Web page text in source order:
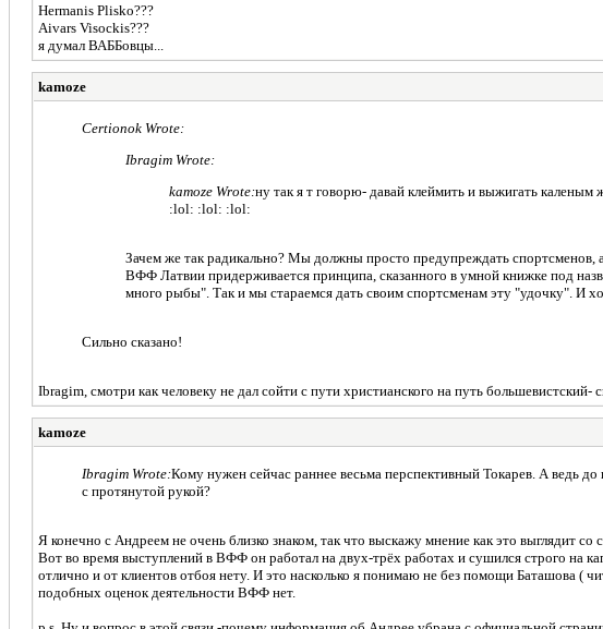
Hermanis Plisko???
Aivars Visockis???
я думал ВАББовцы...
kamoze
Certionok Wrote:
Ibragim Wrote:
kamoze Wrote:ну так я т говорю- давай клеймить и выжигать каленым
:lol: :lol: :lol:
Зачем же так радикально? Мы должны просто предупреждать спортсменов,
ВФФ Латвии придерживается принципа, сказанного в умной книжке под
много рыбы". Так и мы стараемся дать своим спортсменам эту "удочку". И
Сильно сказано!
Ibragim, смотри как человеку не дал сойти с пути христианского на путь
kamoze
Ibragim Wrote:Кому нужен сейчас раннее весьма перспективный Токарев. А ведь
с протянутой рукой?
Я конечно с Андреем не очень близко знаком, так что выскажу мнение как это выглядит со
Вот во время выступлений в ВФФ он работал на двух-трёх работах и сушился строго на
отлично и от клиентов отбоя нету. И это насколько я понимаю не без помощи Баташова
подобных оценок деятельности ВФФ нет.